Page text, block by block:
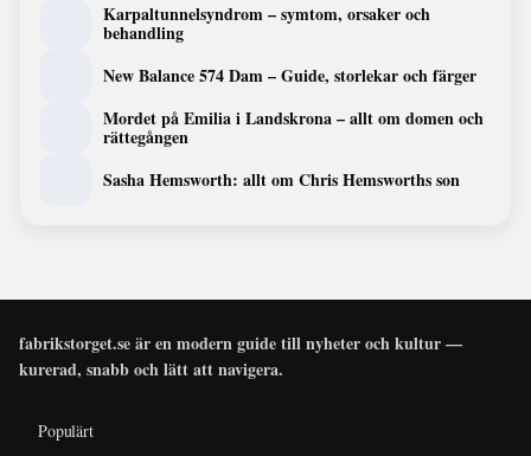
Karpaltunnelsyndrom – symtom, orsaker och
behandling
New Balance 574 Dam – Guide, storlekar och färger
Mordet på Emilia i Landskrona – allt om domen och
rättegången
Sasha Hemsworth: allt om Chris Hemsworths son
fabrikstorget.se är en modern guide till nyheter och kultur —
kurerad, snabb och lätt att navigera.
Populärt